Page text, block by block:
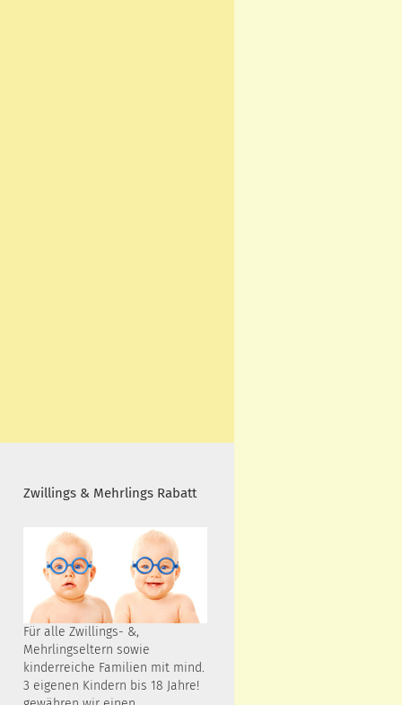
Zwillings & Mehrlings Rabatt
Für alle Zwillings- &,
Mehrlingseltern sowie
kinderreiche Familien mit mind.
3 eigenen Kindern bis 18 Jahre!